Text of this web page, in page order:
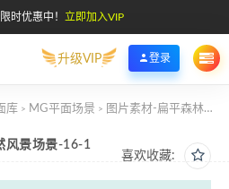
时优惠中！ 立即加入VIP
升级VIP 登录
库 > MG平面场景 > 图片素材-扁平森林树木自然风景场景-16-1
喜欢收藏:
风景场景-16-1